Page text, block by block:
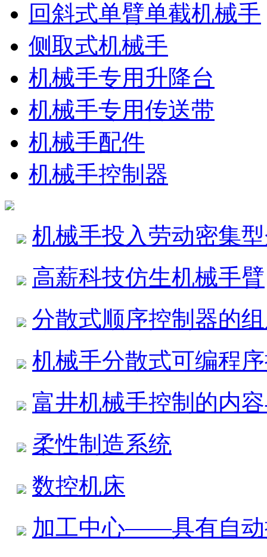
回斜式单臂单截机械手
侧取式机械手
机械手专用升降台
机械手专用传送带
机械手配件
机械手控制器
机械手投入劳动密集
高薪科技仿生机械手臂
分散式顺序控制器的
机械手分散式可编程
富井机械手控制的内
柔性制造系统
数控机床
加工中心——具有自动